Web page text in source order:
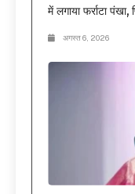
में लगाया फर्राटा
अगस्त 6, 2026